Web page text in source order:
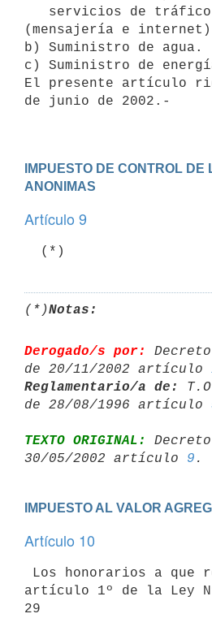
(mensajería e
b) Suministro de agua.
c) Suministro de
El presente artículo
de junio de 2002.-
IMPUESTO DE CONTROL
ANONIMAS
Artículo 9
(*)Notas:
Derogado/s por:
de 20/11/2002 artículo
Reglamentario/a de:
de 28/08/1996 artículo
TEXTO ORIGINAL:
30/05/2002 artículo 9
IMPUESTO AL VALOR
Artículo 10
artículo 1º de la Ley
29